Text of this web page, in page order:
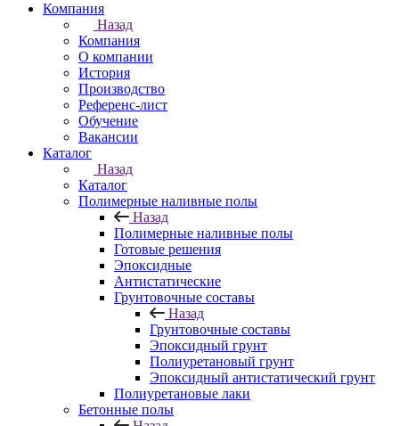
Компания
Назад
Компания
О компании
История
Производство
Референс-лист
Обучение
Вакансии
Каталог
Назад
Каталог
Полимерные наливные полы
Назад
Полимерные наливные полы
Готовые решения
Эпоксидные
Антистатические
Грунтовочные составы
Назад
Грунтовочные составы
Эпоксидный грунт
Полиуретановый грунт
Эпоксидный антистатический грунт
Полиуретановые лаки
Бетонные полы